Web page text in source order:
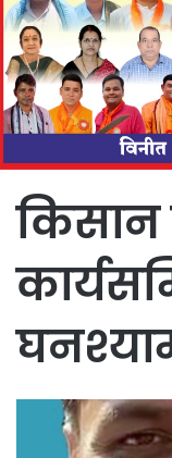
किसान